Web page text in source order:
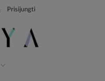
Prisijungti